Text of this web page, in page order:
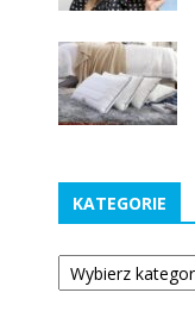
KATEGORIE
Kategorie